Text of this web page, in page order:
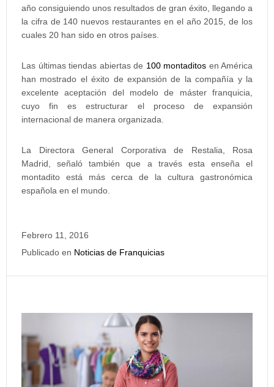
año consiguiendo unos resultados de gran éxito, llegando a
la cifra de 140 nuevos restaurantes en el año 2015, de los
cuales 20 han sido en otros países.
Las últimas tiendas abiertas de 100 montaditos en América
han mostrado el éxito de expansión de la compañía y la
excelente aceptación del modelo de máster franquicia,
cuyo fin es estructurar el proceso de expansión
internacional de manera organizada.
La Directora General Corporativa de Restalia, Rosa
Madrid, señaló también que a través esta enseña el
montadito está más cerca de la cultura gastronómica
española en el mundo.
Febrero 11, 2016
Publicado en Noticias de Franquicias